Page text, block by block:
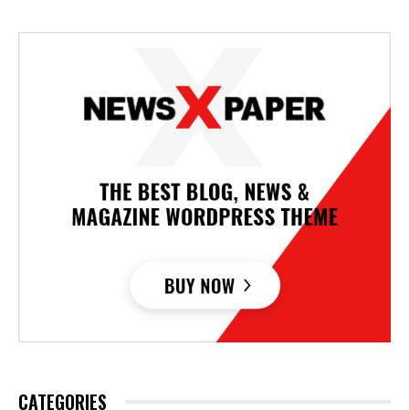
CATEGORIES